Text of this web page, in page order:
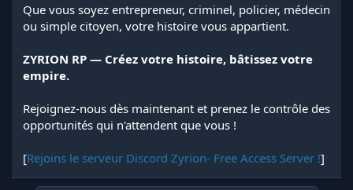
Que vous soyez entrepreneur, criminel, policier, médecin
ou simple citoyen, votre histoire vous appartient.
ZYRION RP — Créez votre histoire, bâtissez votre
empire.
Rejoignez-nous dès maintenant et prenez le contrôle des
opportunités qui n'attendent que vous !
[Rejoins le serveur Discord Zyrion- Free Access Server !]